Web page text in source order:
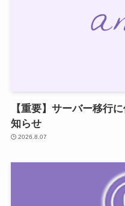
【重要】サーバー移行
知らせ
2026.8.07